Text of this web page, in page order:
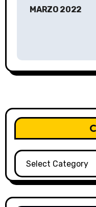
i
a
i
o
n
MARZO 2022
Categorie